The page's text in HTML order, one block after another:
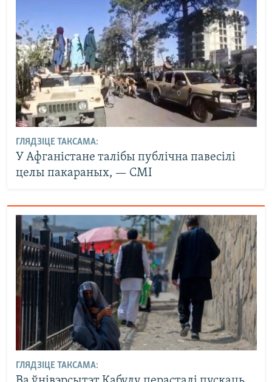
ГЛЯДЗІЦЕ ТАКСАМА:
У Афганістане талібы публічна павесілі
целы пакараных, — СМІ
ГЛЯДЗІЦЕ ТАКСАМА: